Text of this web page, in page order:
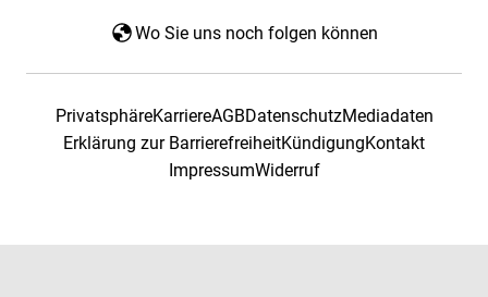
Wo Sie uns noch folgen können
PrivatsphäreKarriereAGBDatenschutzMediadaten
Erklärung zur BarrierefreiheitKündigungKontakt
ImpressumWiderruf